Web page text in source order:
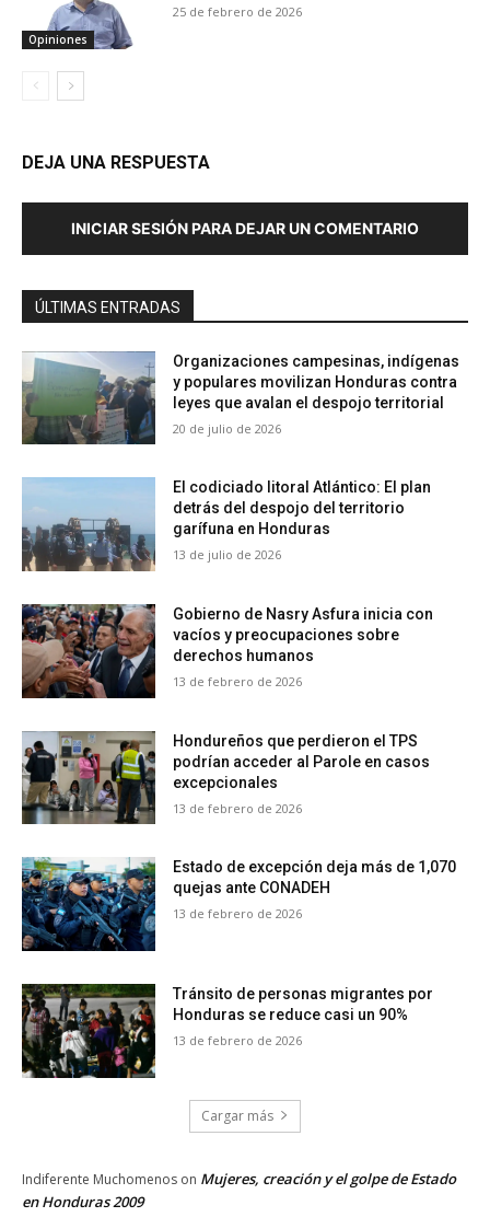
Opiniones
25 de febrero de 2026
DEJA UNA RESPUESTA
INICIAR SESIÓN PARA DEJAR UN COMENTARIO
ÚLTIMAS ENTRADAS
Organizaciones campesinas, indígenas
y populares movilizan Honduras contra
leyes que avalan el despojo territorial
20 de julio de 2026
El codiciado litoral Atlántico: El plan
detrás del despojo del territorio
garífuna en Honduras
13 de julio de 2026
Gobierno de Nasry Asfura inicia con
vacíos y preocupaciones sobre
derechos humanos
13 de febrero de 2026
Hondureños que perdieron el TPS
podrían acceder al Parole en casos
excepcionales
13 de febrero de 2026
Estado de excepción deja más de 1,070
quejas ante CONADEH
13 de febrero de 2026
Tránsito de personas migrantes por
Honduras se reduce casi un 90%
13 de febrero de 2026
Cargar más
Indiferente Muchomenos on Mujeres, creación y el golpe de Estado
en Honduras 2009